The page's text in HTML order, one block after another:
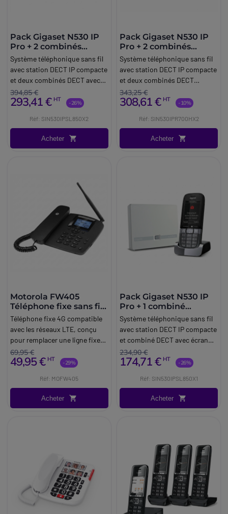
Pack Gigaset N530 IP
Pro + 2 combinés
Gigaset SL850H Pro
Système téléphonique sans fil
avec station DECT IP compacte
et deux combinés DECT avec
écran couleur et Bluetooth 5.1.
394,85 €
293,41 € HT -26%
Réf: SIN530IPSL850X2
Acheter
Pack Gigaset N530 IP
Pro + 2 combinés
Gigaset R700H Pro
Système téléphonique sans fil
avec station DECT IP compacte
et deux combinés DECT
robuste certifiés IP65.
343,25 €
308,61 € HT -10%
Réf: SIN530IPR700HX2
Acheter
Motorola FW405
Téléphone fixe sans fil
4G
Téléphone fixe 4G compatible
avec les réseaux LTE, conçu
pour remplacer une ligne fixe
grâce à une carte Nano SIM,
avec haut-parleur mains libres,
69,95 €
49,95 € HT -29%
Réf: MOFW405
Acheter
Pack Gigaset N530 IP
Pro + 1 combiné
Gigaset SL850H Pro
Système téléphonique sans fil
avec station DECT IP compacte
et combiné DECT avec écran
couleur et Bluetooth 5.1.
234,90 €
174,71 € HT -26%
Réf: SIN530IPSL850X1
Acheter